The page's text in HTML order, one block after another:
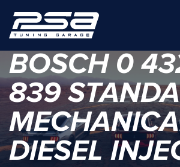
BOSCH 0
839
DIESEL